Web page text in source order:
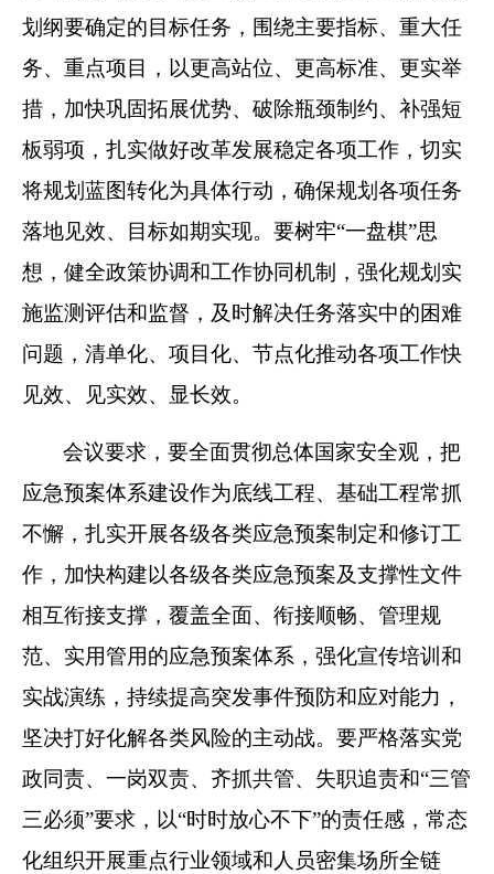
划纲要确定的目标任务，围绕主要指标、重大任
务、重点项目，以更高站位、更高标准、更实举
措，加快巩固拓展优势、破除瓶颈制约、补强短
板弱项，扎实做好改革发展稳定各项工作，切实
将规划蓝图转化为具体行动，确保规划各项任务
落地见效、目标如期实现。要树牢“一盘棋”思
想，健全政策协调和工作协同机制，强化规划实
施监测评估和监督，及时解决任务落实中的困难
问题，清单化、项目化、节点化推动各项工作快
见效、见实效、显长效。
会议要求，要全面贯彻总体国家安全观，把
应急预案体系建设作为底线工程、基础工程常抓
不懈，扎实开展各级各类应急预案制定和修订工
作，加快构建以各级各类应急预案及支撑性文件
相互衔接支撑，覆盖全面、衔接顺畅、管理规
范、实用管用的应急预案体系，强化宣传培训和
实战演练，持续提高突发事件预防和应对能力，
坚决打好化解各类风险的主动战。要严格落实党
政同责、一岗双责、齐抓共管、失职追责和“三管
三必须”要求，以“时时放心不下”的责任感，常态
化组织开展重点行业领域和人员密集场所全链